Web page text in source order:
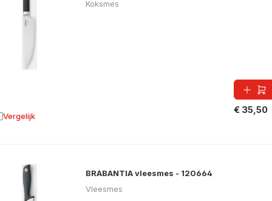
Koksmes
€ 35,50
Vergelijk aan vergelijking
BRABANTIA vleesmes - 120664
Vleesmes